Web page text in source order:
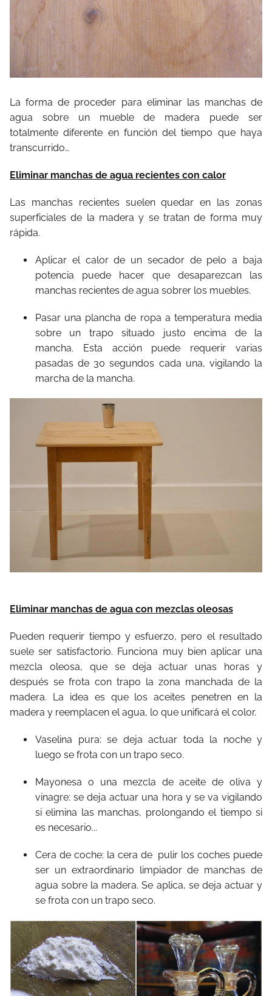
La forma de proceder para eliminar las manchas de
agua sobre un mueble de madera puede ser
totalmente diferente en función del tiempo que haya
transcurrido…
Eliminar manchas de agua recientes con calor
Las manchas recientes suelen quedar en las zonas
superficiales de la madera y se tratan de forma muy
rápida.
Aplicar el calor de un secador de pelo a baja
potencia puede hacer que desaparezcan las
manchas recientes de agua sobrer los muebles.
Pasar una plancha de ropa a temperatura media
sobre un trapo situado justo encima de la
mancha. Esta acción puede requerir varias
pasadas de 30 segundos cada una, vigilando la
marcha de la mancha.
Eliminar manchas de agua con mezclas oleosas
Pueden requerir tiempo y esfuerzo, pero el resultado
suele ser satisfactorio. Funciona muy bien aplicar una
mezcla oleosa, que se deja actuar unas horas y
después se frota con trapo la zona manchada de la
madera. La idea es que los aceites penetren en la
madera y reemplacen el agua, lo que unificará el color.
Vaselina pura: se deja actuar toda la noche y
luego se frota con un trapo seco.
Mayonesa o una mezcla de aceite de oliva y
vinagre: se deja actuar una hora y se va vigilando
si elimina las manchas, prolongando el tiempo si
es necesario...
Cera de coche: la cera de pulir los coches puede
ser un extraordinario limpiador de manchas de
agua sobre la madera. Se aplica, se deja actuar y
se frota con un trapo seco.